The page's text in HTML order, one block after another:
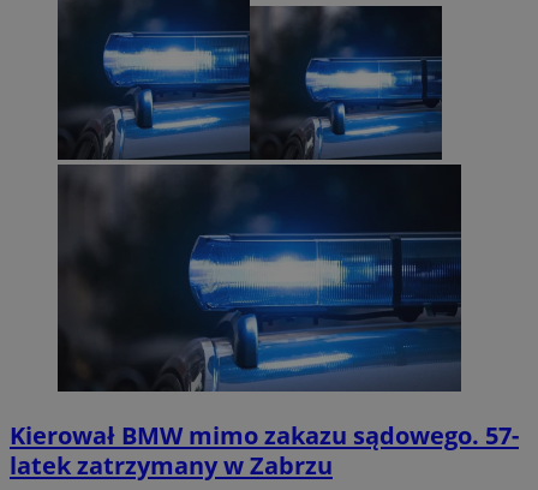
Kierował BMW mimo zakazu sądowego. 57-
latek zatrzymany w Zabrzu